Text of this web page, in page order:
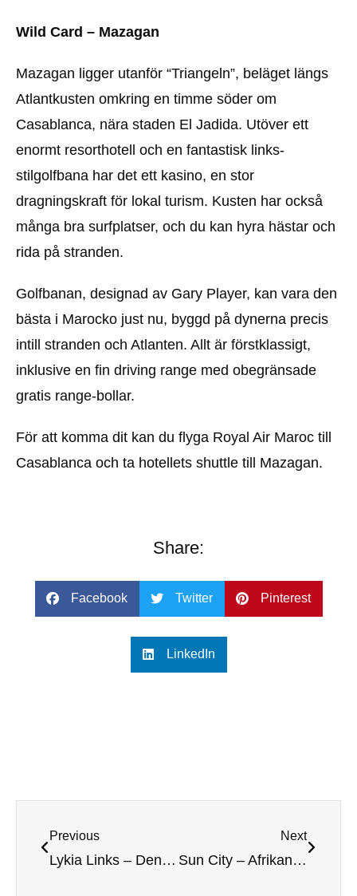
Wild Card – Mazagan
Mazagan ligger utanför “Triangeln”, beläget längs
Atlantkusten omkring en timme söder om
Casablanca, nära staden El Jadida. Utöver ett
enormt resorthotell och en fantastisk links-
stilgolfbana har det ett kasino, en stor
dragningskraft för lokal turism. Kusten har också
många bra surfplatser, och du kan hyra hästar och
rida på stranden.
Golfbanan, designad av Gary Player, kan vara den
bästa i Marocko just nu, byggd på dynerna precis
intill stranden och Atlanten. Allt är förstklassigt,
inklusive en fin driving range med obegränsade
gratis range-bollar.
För att komma dit kan du flyga Royal Air Maroc till
Casablanca och ta hotellets shuttle till Mazagan.
Share:
Facebook Twitter Pinterest
LinkedIn
Previous
Lykia Links – Den bästa banan i Belek?
Next
Sun City – Afrikanska fantasier